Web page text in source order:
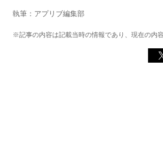
ゲームだけでも1,000本以上。ゲ
くして面白さを引き出し、人々
執筆：アプリブ編集部
※記事の内容は記載当時の情報であり、現在の内